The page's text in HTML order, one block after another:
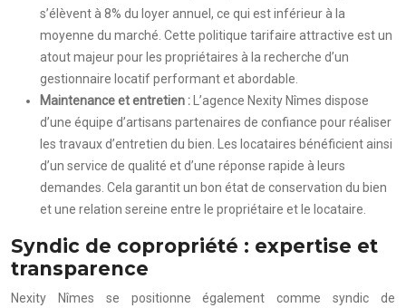
s’élèvent à 8% du loyer annuel, ce qui est inférieur à la
moyenne du marché. Cette politique tarifaire attractive est un
atout majeur pour les propriétaires à la recherche d’un
gestionnaire locatif performant et abordable.
Maintenance et entretien :
L’agence Nexity Nîmes dispose
d’une équipe d’artisans partenaires de confiance pour réaliser
les travaux d’entretien du bien. Les locataires bénéficient ainsi
d’un service de qualité et d’une réponse rapide à leurs
demandes. Cela garantit un bon état de conservation du bien
et une relation sereine entre le propriétaire et le locataire.
Syndic de copropriété : expertise et
transparence
Nexity Nîmes se positionne également comme syndic de